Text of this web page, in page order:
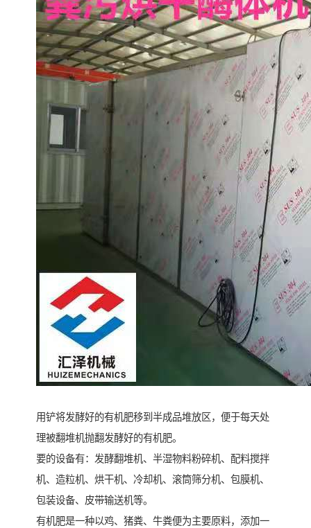
用铲将发酵好的有机肥移到半成品堆放区，便于每天处
理被翻堆机抛翻发酵好的有机肥。
要的设备有：发酵翻堆机、半湿物料粉碎机、配料搅拌
机、造粒机、烘干机、冷却机、滚筒筛分机、包膜机、
包装设备、皮带输送机等。
有机肥是一种以鸡、猪粪、牛粪便为主要原料，添加一